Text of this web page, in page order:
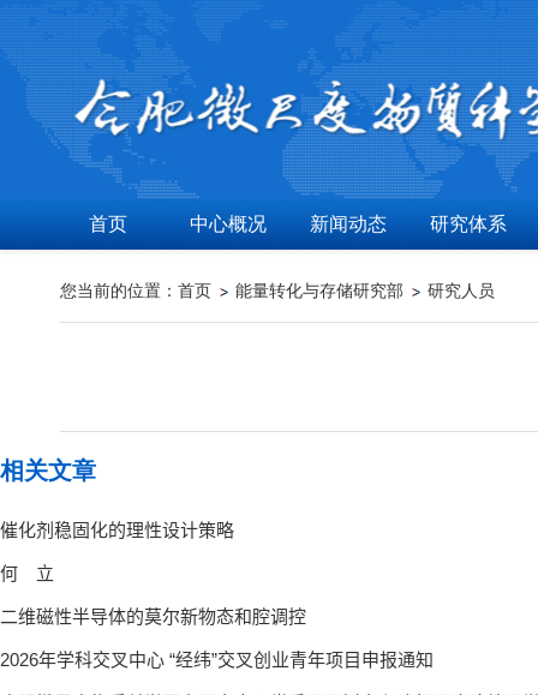
首页 中心概况 新闻动态 研究体系
您当前的位置： 首页 能量转化与存储研究部 研究人员
相关文章